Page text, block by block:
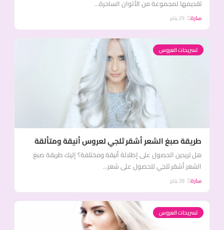
تقديمها لمجموعة من الألوان الساحرة...
سارة
تسريحات العروس
طريقة صبغ الشعر أشقر ثلجي لعروس أنيقة ومتألقة
هل تريدين الحصول على إطلالة أنيقة ومختلفة؟ إليك طريقة صبغ
الشعر أشقر ثلجي للحصول على شعر...
سارة
تسريحات العروس